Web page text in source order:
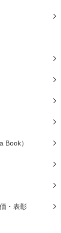
Book）
・表彰